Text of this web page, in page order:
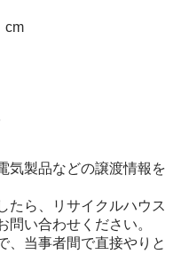
cm
気製品などの譲渡情報を
たら、リサイクルハウス
い合わせください。
、当事者間で直接やりと